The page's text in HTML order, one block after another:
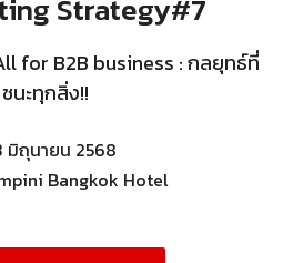
Strategy#7
for B2B business : กลยุทธ์ที่
ชนะทุกสิ่ง!!
มิถุนายน 2568
Bangkok Hotel